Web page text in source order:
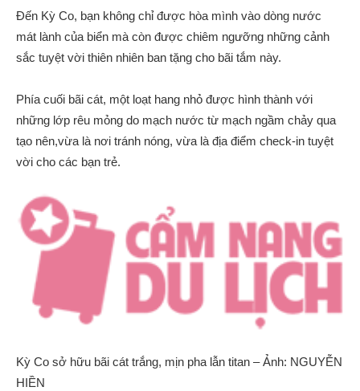
Đến Kỳ Co, bạn không chỉ được hòa mình vào dòng nước
mát lành của biển mà còn được chiêm ngưỡng những cảnh
sắc tuyệt vời thiên nhiên ban tặng cho bãi tắm này.
Phía cuối bãi cát, một loạt hang nhỏ được hình thành với
những lớp rêu mỏng do mạch nước từ mạch ngầm chảy qua
tạo nên,vừa là nơi tránh nóng, vừa là địa điểm check-in tuyệt
vời cho các bạn trẻ.
Kỳ Co sở hữu bãi cát trắng, mịn pha lẫn titan – Ảnh: NGUYỄN
HIỀN